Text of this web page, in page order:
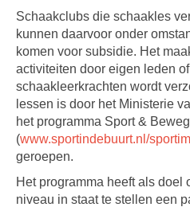
Schaakclubs die schaakles
kunnen daarvoor onder
komen voor subsidie. Het
activiteiten door eigen leden
schaakleerkrachten wordt
lessen is door het Ministerie
het programma Sport &
(www.sportindebuurt.nl/
geroepen.
Het programma heeft als doel
niveau in staat te stellen een